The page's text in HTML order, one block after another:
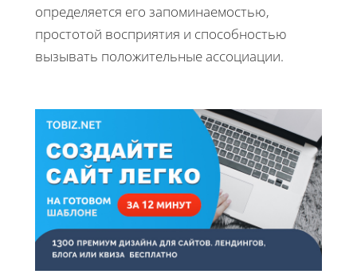
определяется его запоминаемостью,
простотой восприятия и способностью
вызывать положительные ассоциации.